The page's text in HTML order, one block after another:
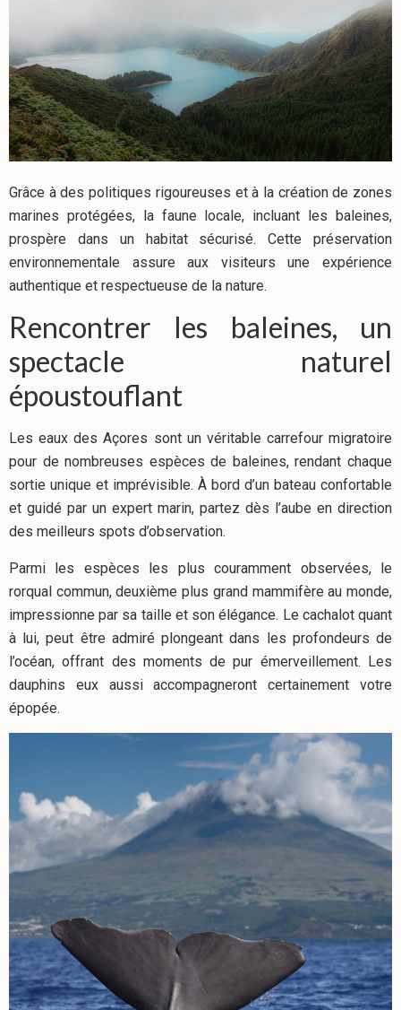
Grâce à des politiques rigoureuses et à la création de zones
marines protégées, la faune locale, incluant les baleines,
prospère dans un habitat sécurisé. Cette préservation
environnementale assure aux visiteurs une expérience
authentique et respectueuse de la nature.
Rencontrer les baleines, un
spectacle naturel
époustouflant
Les eaux des Açores sont un véritable carrefour migratoire
pour de nombreuses espèces de baleines, rendant chaque
sortie unique et imprévisible. À bord d’un bateau confortable
et guidé par un expert marin, partez dès l’aube en direction
des meilleurs spots d’observation.
Parmi les espèces les plus couramment observées, le
rorqual commun, deuxième plus grand mammifère au monde,
impressionne par sa taille et son élégance. Le cachalot quant
à lui, peut être admiré plongeant dans les profondeurs de
l’océan, offrant des moments de pur émerveillement. Les
dauphins eux aussi accompagneront certainement votre
épopée.